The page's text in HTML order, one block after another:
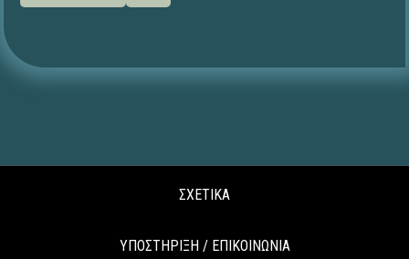
ΣΧΕΤΙΚΑ
ΥΠΟΣΤΗΡΙΞΗ / ΕΠΙΚΟΙΝΩΝΙΑ